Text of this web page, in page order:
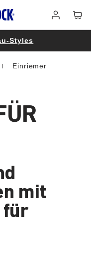
Styles
Einriemer
mit
für